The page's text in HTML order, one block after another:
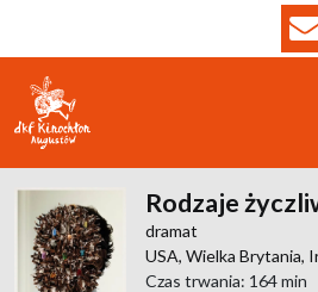
Rodzaje
dramat
USA, Wielka Brytania,
Czas trwania: 164 min